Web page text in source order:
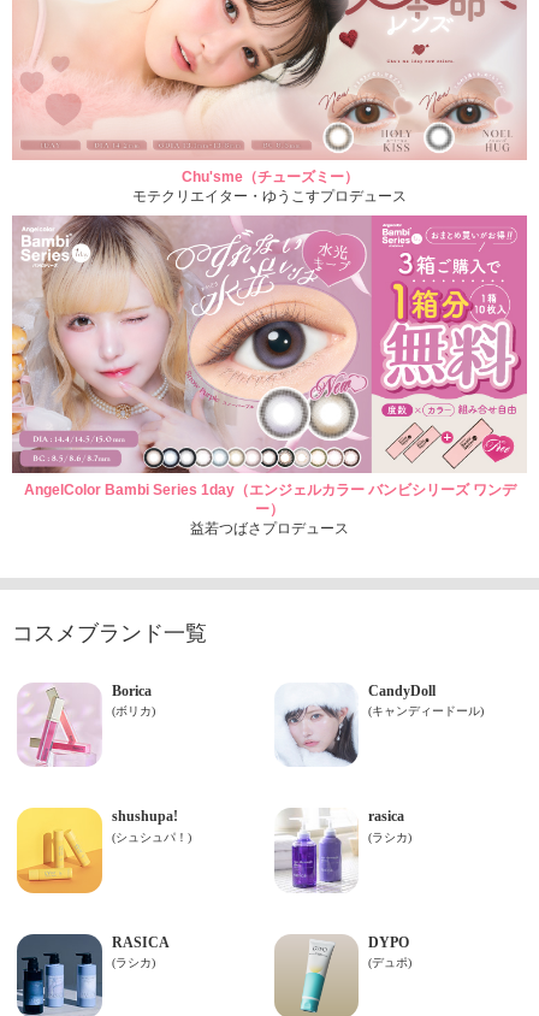
Chu'sme（チューズミー）
モテクリエイター・ゆうこすプロデュース
AngelColor Bambi Series 1day（エンジェルカラー バンビシリーズ ワンデ
ー）
益若つばさプロデュース
コスメブランド一覧